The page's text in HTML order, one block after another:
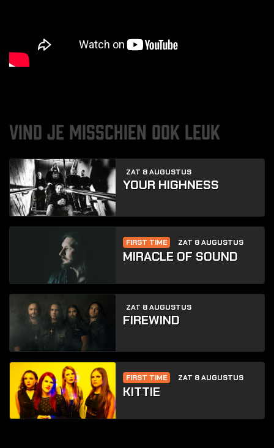
VIND JE MISSCHIEN OOK LEUK
ZAT 8 AUGUSTUS
YOUR HIGHNESS
FIRST TIME ZAT 8 AUGUSTUS
MIRACLE OF SOUND
ZAT 8 AUGUSTUS
FIREWIND
FIRST TIME ZAT 8 AUGUSTUS
KITTIE